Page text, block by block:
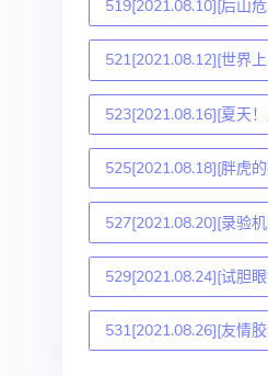
519[2021.08.10][后山
521[2021.08.12][世界
523[2021.08.16][夏天
525[2021.08.18][胖虎
527[2021.08.20][录验
529[2021.08.24][试胆
531[2021.08.26][友情